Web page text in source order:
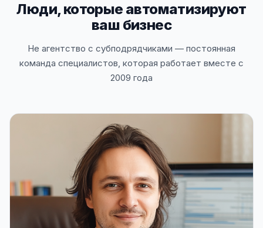
Люди, которые автоматизируют
ваш бизнес
Не агентство с субподрядчиками — постоянная
команда специалистов, которая работает вместе с
2009 года